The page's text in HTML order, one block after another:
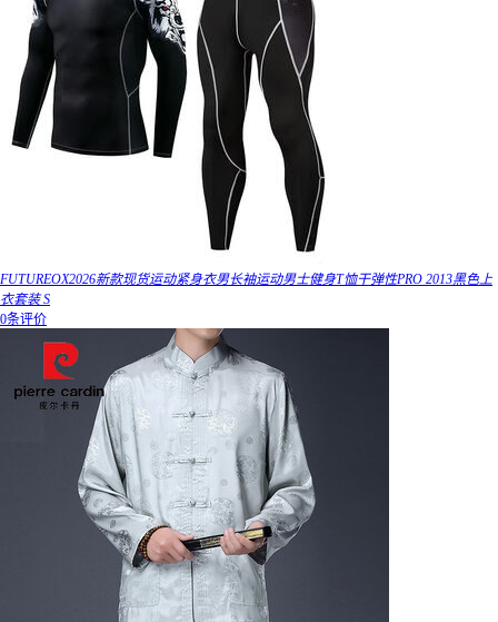
FUTUREOX2026新款现货运动紧身衣男长袖运动男士健身T恤干弹性PRO 2013黑色上
衣套装 S
0条评价